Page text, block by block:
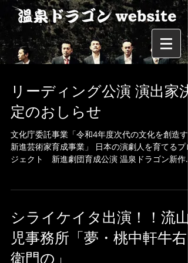
リーディング公演 演出家決
定のおしらせ
文化庁委託事業「令和4年度次代の文化を創造す
新進芸術家育成事業」 日本の演劇人を育てるプロ
ジェクト 新進劇団育成公演 温泉ドラゴン新作
シライケイタ出演！！流山
児事務所「夢・桃中軒牛右
衛門の」